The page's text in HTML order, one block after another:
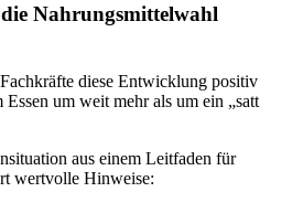
Nahrungsmittelwahl
diese Entwicklung positiv
um weit mehr als um ein „satt
aus einem Leitfaden für
wertvolle Hinweise: